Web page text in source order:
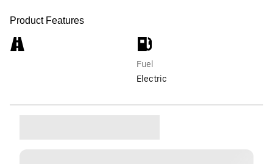
Product Features
Fuel
Electric